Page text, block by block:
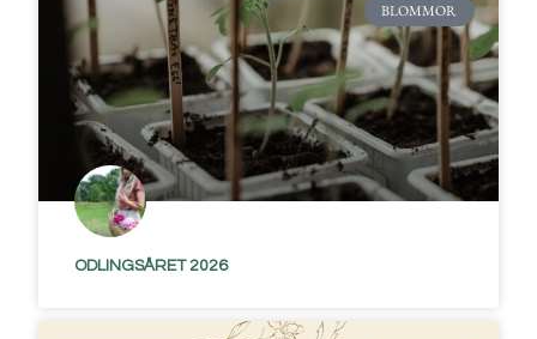
BLOMMOR
ODLINGSÅRET 2026